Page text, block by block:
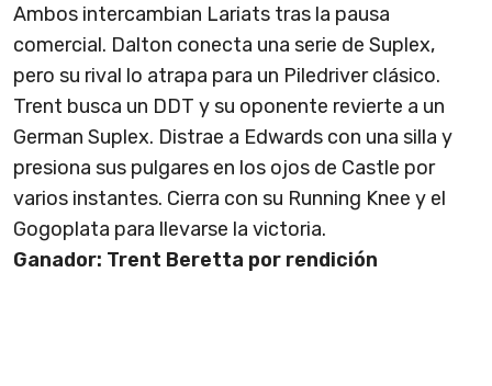
Ambos intercambian Lariats tras la pausa
comercial. Dalton conecta una serie de Suplex,
pero su rival lo atrapa para un Piledriver clásico.
Trent busca un DDT y su oponente revierte a un
German Suplex. Distrae a Edwards con una silla y
presiona sus pulgares en los ojos de Castle por
varios instantes. Cierra con su Running Knee y el
Gogoplata para llevarse la victoria.
Ganador: Trent Beretta por rendición